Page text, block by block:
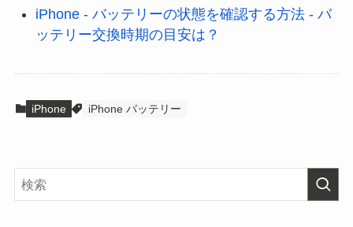
iPhone - バッテリーの状態を確認する方法 - バ
ッテリー交換時期の目安は？
iPhone iPhone バッテリー